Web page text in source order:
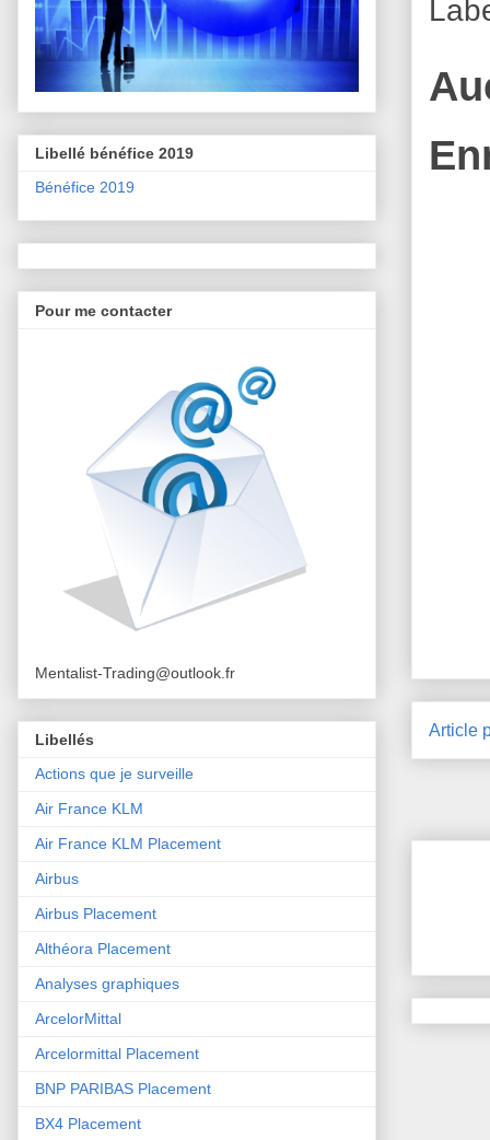
Article
Libellé bénéfice 2019
Bénéfice 2019
Pour me contacter
Mentalist-Trading@outlook.fr
Libellés
Actions que je surveille
Air France KLM
Air France KLM Placement
Airbus
Airbus Placement
Althéora Placement
Analyses graphiques
ArcelorMittal
Arcelormittal Placement
BNP PARIBAS Placement
BX4 Placement